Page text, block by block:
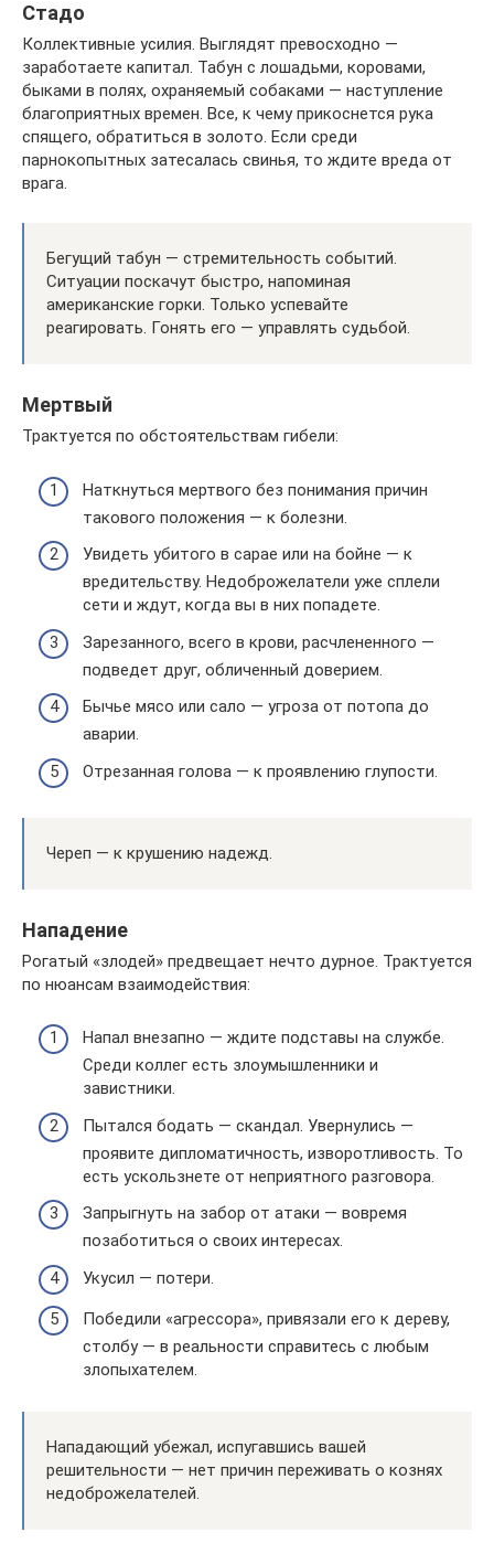
Стадо
Коллективные усилия. Выглядят превосходно —
заработаете капитал. Табун с лошадьми, коровами,
быками в полях, охраняемый собаками — наступление
благоприятных времен. Все, к чему прикоснется рука
спящего, обратиться в золото. Если среди
парнокопытных затесалась свинья, то ждите вреда от
врага.
Бегущий табун — стремительность событий.
Ситуации поскачут быстро, напоминая
американские горки. Только успевайте
реагировать. Гонять его — управлять судьбой.
Мертвый
Трактуется по обстоятельствам гибели:
Наткнуться мертвого без понимания причин
такового положения — к болезни.
Увидеть убитого в сарае или на бойне — к
вредительству. Недоброжелатели уже сплели
сети и ждут, когда вы в них попадете.
Зарезанного, всего в крови, расчлененного —
подведет друг, обличенный доверием.
Бычье мясо или сало — угроза от потопа до
аварии.
Отрезанная голова — к проявлению глупости.
Череп — к крушению надежд.
Нападение
Рогатый «злодей» предвещает нечто дурное. Трактуется
по нюансам взаимодействия:
Напал внезапно — ждите подставы на службе.
Среди коллег есть злоумышленники и
завистники.
Пытался бодать — скандал. Увернулись —
проявите дипломатичность, изворотливость. То
есть ускользнете от неприятного разговора.
Запрыгнуть на забор от атаки — вовремя
позаботиться о своих интересах.
Укусил — потери.
Победили «агрессора», привязали его к дереву,
столбу — в реальности справитесь с любым
злопыхателем.
Нападающий убежал, испугавшись вашей
решительности — нет причин переживать о кознях
недоброжелателей.